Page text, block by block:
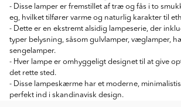
- Disse lamper er fremstillet af træ og fås i to
eg, hvilket tilfører varme og naturlig karakter til
- Dette er en ekstremt alsidig lampeserie, der
typer belysning, såsom gulvlamper, væglamper,
sengelamper.
- Hver lampe er omhyggeligt designet til at give
det rette sted.
- Disse lampeskærme har et moderne,
perfekt ind i skandinavisk design.